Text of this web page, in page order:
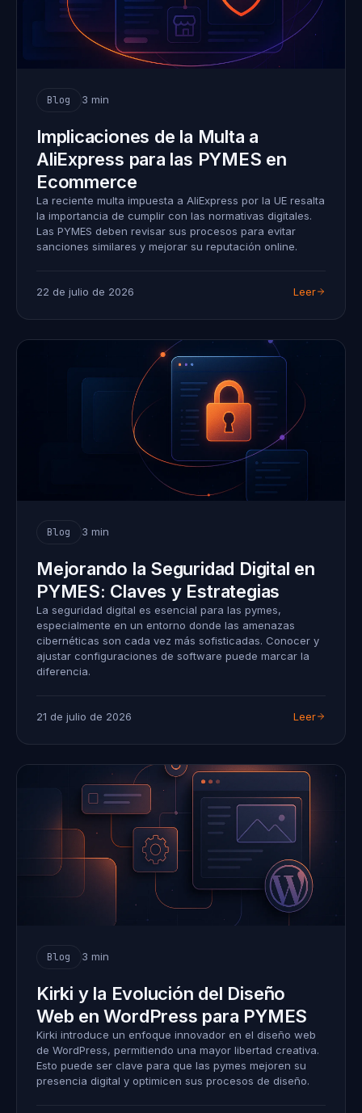
Blog 3 min
Implicaciones de la Multa a
AliExpress para las PYMES en
Ecommerce
La reciente multa impuesta a AliExpress por la UE resalta
la importancia de cumplir con las normativas digitales.
Las PYMES deben revisar sus procesos para evitar
sanciones similares y mejorar su reputación online.
22 de julio de 2026 Leer
Blog 3 min
Mejorando la Seguridad Digital en
PYMES: Claves y Estrategias
La seguridad digital es esencial para las pymes,
especialmente en un entorno donde las amenazas
cibernéticas son cada vez más sofisticadas. Conocer y
ajustar configuraciones de software puede marcar la
diferencia.
21 de julio de 2026 Leer
Blog 3 min
Kirki y la Evolución del Diseño
Web en WordPress para PYMES
Kirki introduce un enfoque innovador en el diseño web
de WordPress, permitiendo una mayor libertad creativa.
Esto puede ser clave para que las pymes mejoren su
presencia digital y optimicen sus procesos de diseño.